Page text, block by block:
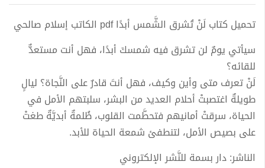
تحميل كتاب لَنْ تُشرق الشَّمس أبدًا pdf الكاتب إسلام صالحي
سيأتي يومٌ لن تشرق فيه شمسكَ أبدًا، فهل أنت مستعدٌّ
للقائه؟
لَنْ تعرف متى وأين وكيف، فهل أنتَ قادرٌ على النَّجاة؟ ليالٍ
طويلةٌ اغتصبتْ أحلام العديد من البشر، سلبتهم الأمل في
الحياة، سرقتْ أمانيهم فتحطَّمت القلوب، ظُلمةٌ أبديَّةٌ طغتْ
على بصيص الأمل، لتنطفئ شمعة الحياة للأبد.
الناشر: دار بسمة للنَّشر الإلكتروني